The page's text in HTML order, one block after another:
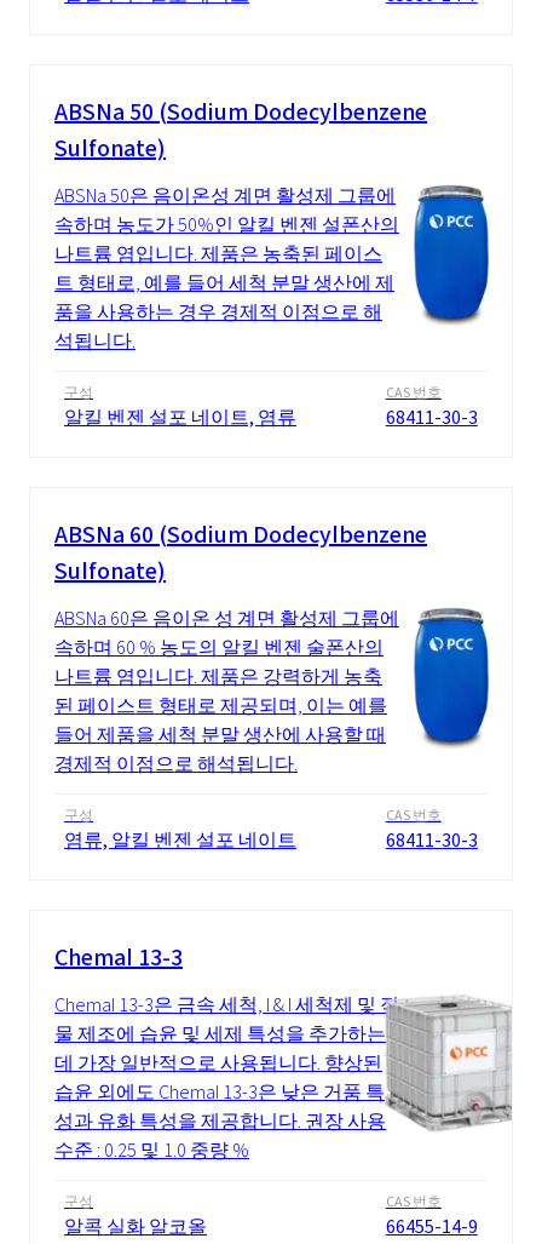
ABSNa 50 (Sodium Dodecylbenzene
Sulfonate)
ABSNa 50은 음이온성 계면 활성제 그룹에
속하며 농도가 50%인 알킬 벤젠 설폰산의
나트륨 염입니다. 제품은 농축된 페이스
트 형태로, 예를 들어 세척 분말 생산에 제
품을 사용하는 경우 경제적 이점으로 해
석됩니다.
구성
알킬 벤젠 설포 네이트, 염류
CAS 번호
68411-30-3
ABSNa 60 (Sodium Dodecylbenzene
Sulfonate)
ABSNa 60은 음이온 성 계면 활성제 그룹에
속하며 60 % 농도의 알킬 벤젠 술폰산의
나트륨 염입니다. 제품은 강력하게 농축
된 페이스트 형태로 제공되며, 이는 예를
들어 제품을 세척 분말 생산에 사용할 때
경제적 이점으로 해석됩니다.
구성
염류, 알킬 벤젠 설포 네이트
CAS 번호
68411-30-3
Chemal 13-3
Chemal 13-3은 금속 세척, I & I 세척제 및 직
물 제조에 습윤 및 세제 특성을 추가하는
데 가장 일반적으로 사용됩니다. 향상된
습윤 외에도 Chemal 13-3은 낮은 거품 특
성과 유화 특성을 제공합니다. 권장 사용
수준 : 0.25 및 1.0 중량 %
구성
알콕 실화 알코올
CAS 번호
66455-14-9